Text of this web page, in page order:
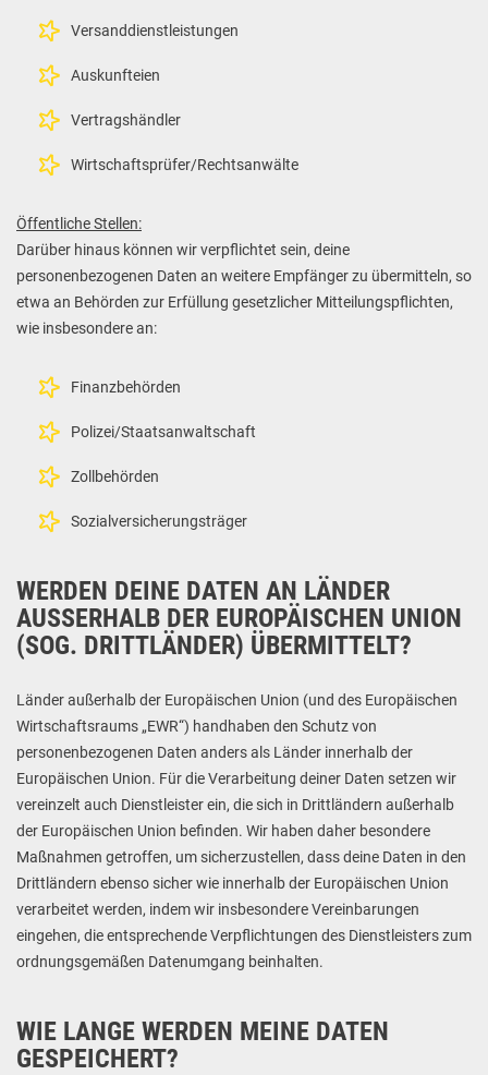
Versanddienstleistungen
Auskunfteien
Vertragshändler
Wirtschaftsprüfer/Rechtsanwälte
Öffentliche Stellen:
Darüber hinaus können wir verpflichtet sein, deine
personenbezogenen Daten an weitere Empfänger zu übermitteln, so
etwa an Behörden zur Erfüllung gesetzlicher Mitteilungspflichten,
wie insbesondere an:
Finanzbehörden
Polizei/Staatsanwaltschaft
Zollbehörden
Sozialversicherungsträger
WERDEN DEINE DATEN AN LÄNDER
AUSSERHALB DER EUROPÄISCHEN UNION (
SOG. DRITTLÄNDER) ÜBERMITTELT?
Länder außerhalb der Europäischen Union (und des Europäischen
Wirtschaftsraums „EWR“) handhaben den Schutz von
personenbezogenen Daten anders als Länder innerhalb der
Europäischen Union. Für die Verarbeitung deiner Daten setzen wir
vereinzelt auch Dienstleister ein, die sich in Drittländern außerhalb
der Europäischen Union befinden. Wir haben daher besondere
Maßnahmen getroffen, um sicherzustellen, dass deine Daten in den
Drittländern ebenso sicher wie innerhalb der Europäischen Union
verarbeitet werden, indem wir insbesondere Vereinbarungen
eingehen, die entsprechende Verpflichtungen des Dienstleisters zum
ordnungsgemäßen Datenumgang beinhalten.
WIE LANGE WERDEN MEINE DATEN
GESPEICHERT?